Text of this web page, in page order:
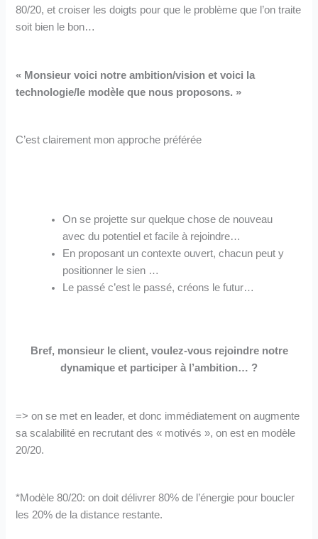
80/20, et croiser les doigts pour que le problème que l’on traite
soit bien le bon…
« Monsieur voici notre ambition/vision et voici la
technologie/le modèle que nous proposons. »
C’est clairement mon approche préférée
On se projette sur quelque chose de nouveau
avec du potentiel et facile à rejoindre…
En proposant un contexte ouvert, chacun peut y
positionner le sien …
Le passé c’est le passé, créons le futur…
Bref, monsieur le client, voulez-vous rejoindre notre
dynamique et participer à l’ambition… ?
=> on se met en leader, et donc immédiatement on augmente
sa scalabilité en recrutant des « motivés », on est en modèle
20/20.
*Modèle 80/20: on doit délivrer 80% de l’énergie pour boucler
les 20% de la distance restante.